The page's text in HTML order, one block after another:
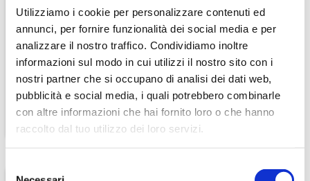
Utilizziamo i cookie per personalizzare contenuti ed
annunci, per fornire funzionalità dei social media e per
analizzare il nostro traffico. Condividiamo inoltre
informazioni sul modo in cui utilizzi il nostro sito con i
nostri partner che si occupano di analisi dei dati web,
pubblicità e social media, i quali potrebbero combinarle
con altre informazioni che hai fornito loro o che hanno
raccolto dal tuo utilizzo dei loro servizi.
12 Lattine 33 Cl. Aranciata
Ferrarelle
€ 9,60
12 Lattine 33 Cl. Gassosa
Ferrarelle
€ 9,60